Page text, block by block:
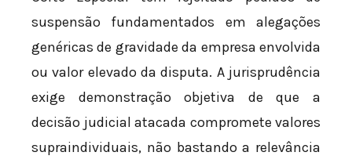
suspensão fundamentados em alegações
genéricas de gravidade da empresa envolvida
ou valor elevado da disputa. A jurisprudência
exige demonstração objetiva de que a
decisão judicial atacada compromete valores
supraindividuais, não bastando a relevância